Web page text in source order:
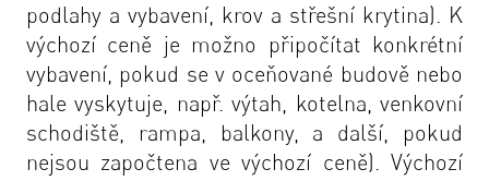
podlahy a vybavení, krov a střešní krytina). K
výchozí ceně je možno připočítat konkrétní
vybavení, pokud se v oceňované budově nebo
hale vyskytuje, např. výtah, kotelna, venkovní
schodiště, rampa, balkony, a další, pokud
nejsou započtena ve výchozí ceně). Výchozí